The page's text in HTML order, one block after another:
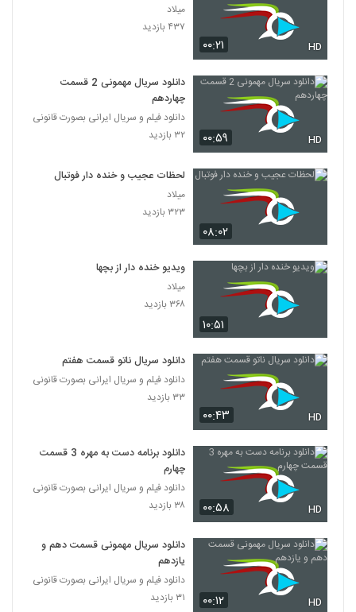
۰۰:۲۱ HD
میلاد
۴۳۷ بازدید
۰۰:۵۹ HD
دانلود سریال مهمونی 2 قسمت
چهاردهم
دانلود فیلم و سریال ایرانی بصورت قانونی
۳۲ بازدید
۰۸:۰۲
لحظات عجیب و خنده دار فوتبال
میلاد
۳۲۳ بازدید
۱۰:۵۱
ویدیو خنده دار از بچها
میلاد
۳۶۸ بازدید
۰۰:۴۳ HD
دانلود سریال ناتو قسمت هفتم
دانلود فیلم و سریال ایرانی بصورت قانونی
۳۳ بازدید
۰۰:۵۸ HD
دانلود برنامه دست به مهره 3 قسمت
چهارم
دانلود فیلم و سریال ایرانی بصورت قانونی
۳۸ بازدید
۰۰:۱۲ HD
دانلود سریال مهمونی قسمت دهم و
یازدهم
دانلود فیلم و سریال ایرانی بصورت قانونی
۳۱ بازدید